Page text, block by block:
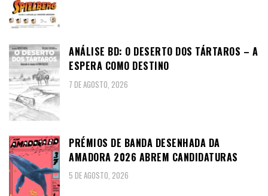
ANÁLISE BD: O DESERTO DOS TÁRTAROS – A
ESPERA COMO DESTINO
7 DE AGOSTO, 2026
PRÉMIOS DE BANDA DESENHADA DA
AMADORA 2026 ABREM CANDIDATURAS
5 DE AGOSTO, 2026